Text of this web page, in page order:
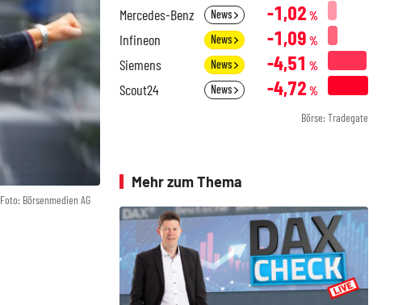
Foto: Börsenmedien AG
Mercedes-Benz News -1,02 %
Infineon News -1,09 %
Siemens News -4,51 %
Scout24 News -4,72 %
Börse: Tradegate
Mehr zum Thema